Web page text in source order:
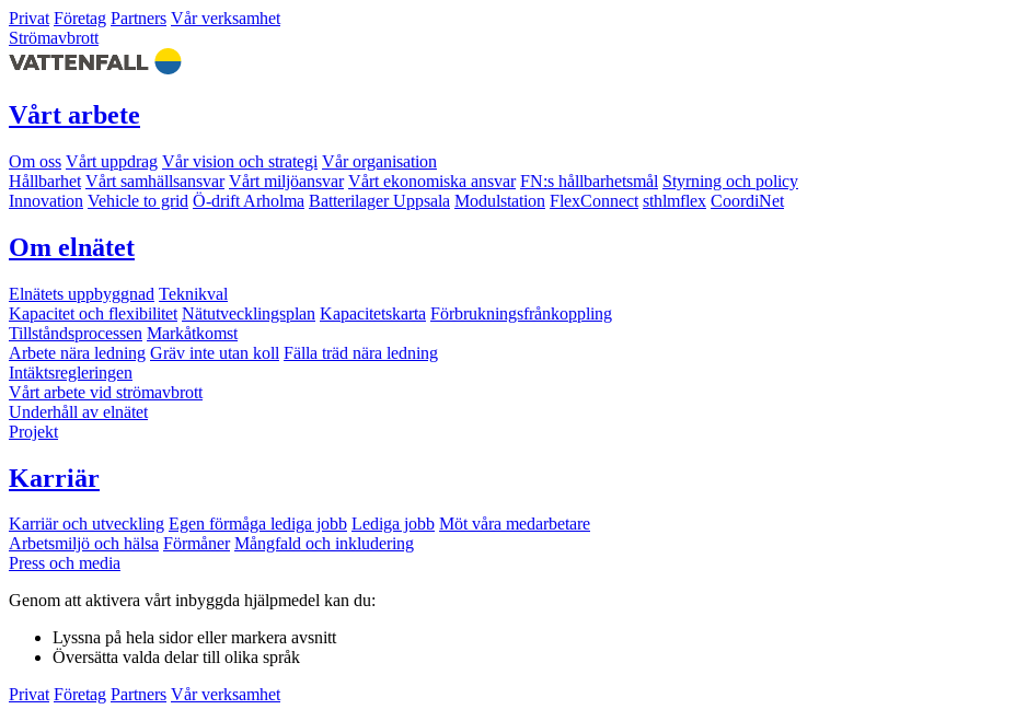
Privat Företag Partners Vår verksamhet
Strömavbrott
Vårt arbete
Om oss Vårt uppdrag Vår vision och strategi Vår organisation
Hållbarhet Vårt samhällsansvar Vårt miljöansvar Vårt ekonomiska ansvar FN:s hållbarhetsmål Styrning och policy
Innovation Vehicle to grid Ö-drift Arholma Batterilager Uppsala Modulstation FlexConnect sthlmflex CoordiNet
Om elnätet
Elnätets uppbyggnad Teknikval
Kapacitet och flexibilitet Nätutvecklingsplan Kapacitetskarta Förbrukningsfrånkoppling
Tillståndsprocessen Markåtkomst
Arbete nära ledning Gräv inte utan koll Fälla träd nära ledning
Intäktsregleringen
Vårt arbete vid strömavbrott
Underhåll av elnätet
Projekt
Karriär
Karriär och utveckling Egen förmåga lediga jobb Lediga jobb Möt våra medarbetare
Arbetsmiljö och hälsa Förmåner Mångfald och inkludering
Press och media
Genom att aktivera vårt inbyggda hjälpmedel kan du:
Lyssna på hela sidor eller markera avsnitt
Översätta valda delar till olika språk
Privat Företag Partners Vår verksamhet